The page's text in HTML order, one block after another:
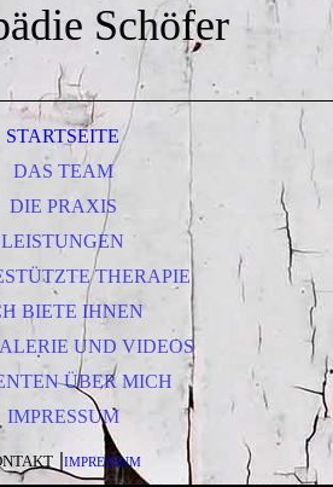
Schöfer
STARTSEITE
DAS TEAM
DIE PRAXIS
LEISTUNGEN
THERAPIE
BIETE IHNEN
UND VIDEOS
ÜBER MICH
IMPRESSUM
|IMPRESSUM